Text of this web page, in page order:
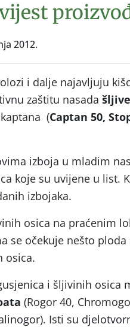
2012.
i dalje najavljuju
zaštitu nasada šljive
(Captan 50,
izboja u mladim
koje su uvijene u list.
osica na praćenim
se očekuje nešto
i šljivinih osica
(Rogor 40,
Isti su